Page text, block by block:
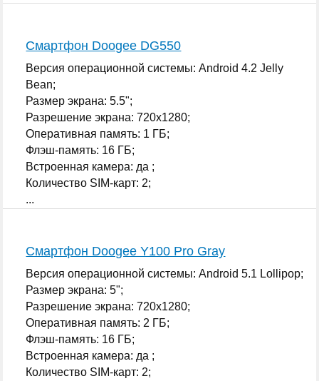
Смартфон Doogee DG550
Версия операционной системы: Android 4.2 Jelly
Bean;
Размер экрана: 5.5";
Разрешение экрана: 720x1280;
Оперативная память: 1 ГБ;
Флэш-память: 16 ГБ;
Встроенная камера: да ;
Количество SIM-карт: 2;
...
Смартфон Doogee Y100 Pro Gray
Версия операционной системы: Android 5.1 Lollipop;
Размер экрана: 5";
Разрешение экрана: 720x1280;
Оперативная память: 2 ГБ;
Флэш-память: 16 ГБ;
Встроенная камера: да ;
Количество SIM-карт: 2;